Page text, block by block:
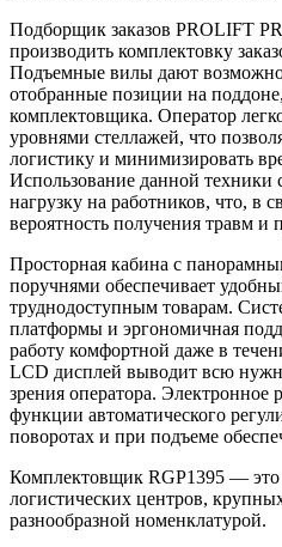
Подборщик заказов PROLIFT
производить комплектовку
Подъемные вилы дают
отобранные позиции на
комплектовщика. Оператор
уровнями стеллажей, что
логистику и минимизировать
Использование данной техники
нагрузку на работников, что, в
вероятность получения травм и
Просторная кабина с
поручнями обеспечивает
труднодоступным товарам.
платформы и эргономичная
работу комфортной даже в
LCD дисплей выводит всю
зрения оператора. Электронное
функции автоматического
поворотах и при подъеме
Комплектовщик RGP1395 — это
логистических центров,
разнообразной номенклатурой.